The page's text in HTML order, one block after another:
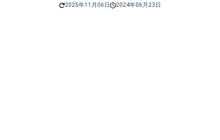
2025年11月06日 2024年06月23日